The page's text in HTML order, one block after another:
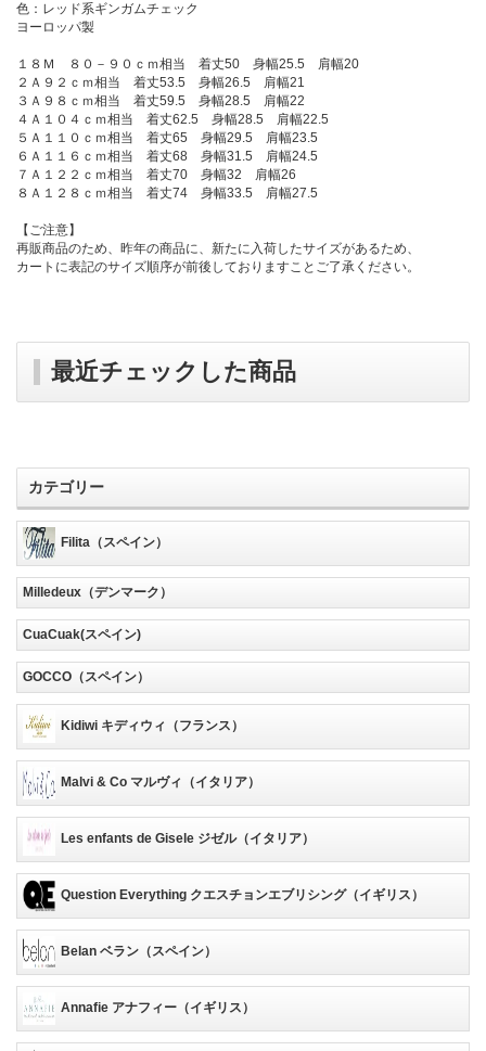
色：レッド系ギンガムチェック
ヨーロッパ製
１８Ｍ ８０－９０ｃｍ相当 着丈50 身幅25.5 肩幅20
２Ａ９２ｃｍ相当 着丈53.5 身幅26.5 肩幅21
３Ａ９８ｃｍ相当 着丈59.5 身幅28.5 肩幅22
４Ａ１０４ｃｍ相当 着丈62.5 身幅28.5 肩幅22.5
５Ａ１１０ｃｍ相当 着丈65 身幅29.5 肩幅23.5
６Ａ１１６ｃｍ相当 着丈68 身幅31.5 肩幅24.5
７Ａ１２２ｃｍ相当 着丈70 身幅32 肩幅26
８Ａ１２８ｃｍ相当 着丈74 身幅33.5 肩幅27.5
【ご注意】
再販商品のため、昨年の商品に、新たに入荷したサイズがあるため、
カートに表記のサイズ順序が前後しておりますことご了承ください。
最近チェックした商品
カテゴリー
Filita（スペイン）
Milledeux（デンマーク）
CuaCuak(スペイン)
GOCCO（スペイン）
Kidiwi キディウィ（フランス）
Malvi & Co マルヴィ（イタリア）
Les enfants de Gisele ジゼル（イタリア）
Question Everything クエスチョンエブリシング（イギリス）
Belan ベラン（スペイン）
Annafie アナフィー（イギリス）